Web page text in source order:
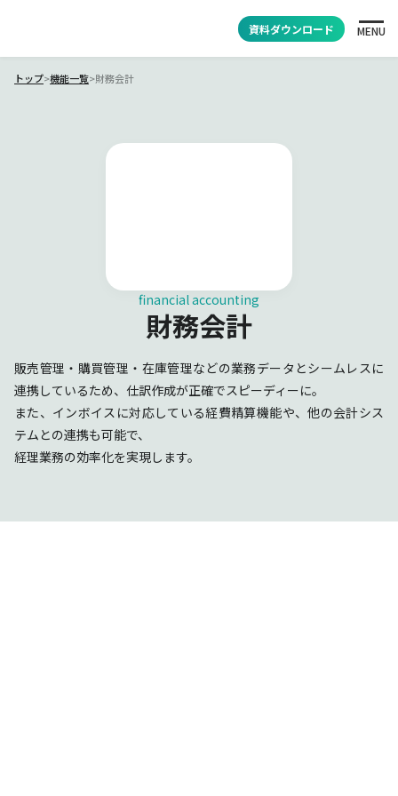
資料ダウンロード MENU
トップ>機能一覧>財務会計
financial accounting
財務会計
販売管理・購買管理・在庫管理などの業務データとシームレスに
連携しているため、仕訳作成が正確でスピーディーに。
また、インボイスに対応している経費精算機能や、他の会計シス
テムとの連携も可能で、
経理業務の効率化を実現します。